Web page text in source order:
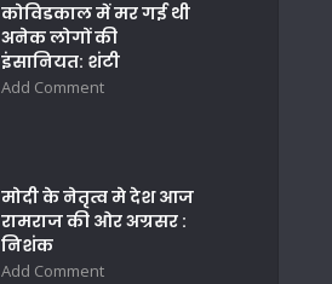
कोविडकाल में मर गई थी
अनेक लोगों की
इंसानियत: शंटी
Add Comment
मोदी के नेतृत्व मे देश आज
रामराज की ओर अग्रसर :
निशंक
Add Comment